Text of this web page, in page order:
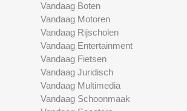
Vandaag Boten
Vandaag Motoren
Vandaag Rijscholen
Vandaag Entertainment
Vandaag Fietsen
Vandaag Juridisch
Vandaag Multimedia
Vandaag Schoonmaak